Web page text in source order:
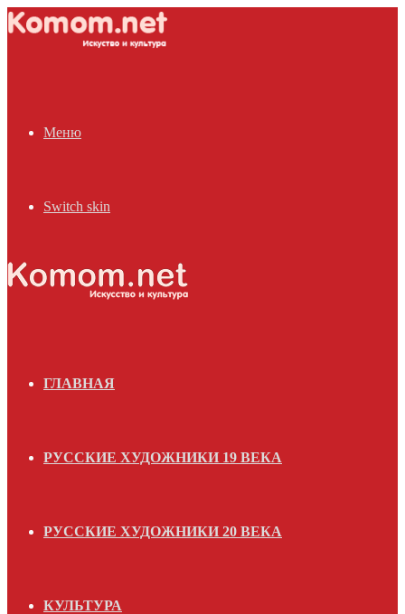
Меню
Switch skin
ГЛАВНАЯ
РУССКИЕ ХУДОЖНИКИ 19 ВЕКА
РУССКИЕ ХУДОЖНИКИ 20 ВЕКА
КУЛЬТУРА